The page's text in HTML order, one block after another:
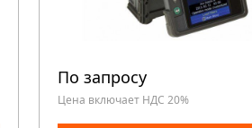
По запросу
Цена включает НДС 20%